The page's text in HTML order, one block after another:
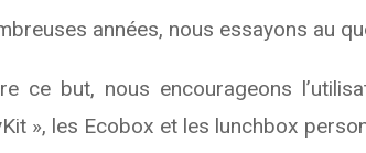
années, nous essayons au
ce but, nous encourageons
», les Ecobox et les lunchbox